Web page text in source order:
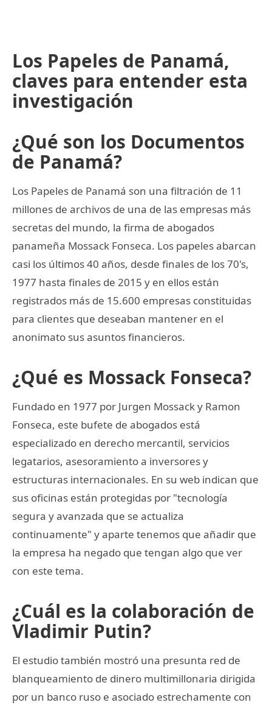
Los Papeles de Panamá,
claves para entender esta
investigación
¿Qué son los Documentos
de Panamá?
Los Papeles de Panamá son una filtración de 11
millones de archivos de una de las empresas más
secretas del mundo, la firma de abogados
panameña Mossack Fonseca. Los papeles abarcan
casi los últimos 40 años, desde finales de los 70's,
1977 hasta finales de 2015 y en ellos están
registrados más de 15.600 empresas constituidas
para clientes que deseaban mantener en el
anonimato sus asuntos financieros.
¿Qué es Mossack Fonseca?
Fundado en 1977 por Jurgen Mossack y Ramon
Fonseca, este bufete de abogados está
especializado en derecho mercantil, servicios
legatarios, asesoramiento a inversores y
estructuras internacionales. En su web indican que
sus oficinas están protegidas por "tecnología
segura y avanzada que se actualiza
continuamente" y aparte tenemos que añadir que
la empresa ha negado que tengan algo que ver
con este tema.
¿Cuál es la colaboración de
Vladimir Putin?
El estudio también mostró una presunta red de
blanqueamiento de dinero multimillonaria dirigida
por un banco ruso e asociado estrechamente con